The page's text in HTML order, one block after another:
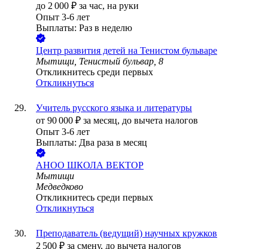
до 2 000 ₽ за час, на руки
Опыт 3-6 лет
Выплаты: Раз в неделю
Центр развития детей на Тенистом бульваре
Мытищи, Тенистый бульвар, 8
Откликнитесь среди первых
Откликнуться
Учитель русского языка и литературы
от 90 000 ₽ за месяц, до вычета налогов
Опыт 3-6 лет
Выплаты: Два раза в месяц
АНОО ШКОЛА ВЕКТОР
Мытищи
Медведково
Откликнитесь среди первых
Откликнуться
Преподаватель (ведущий) научных кружков
2 500 ₽ за смену, до вычета налогов